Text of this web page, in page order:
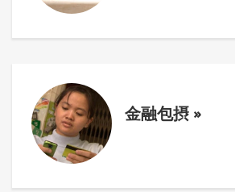
金融包摂 »